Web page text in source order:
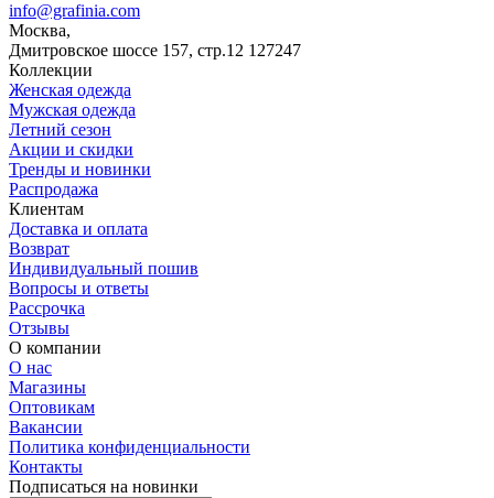
info@grafinia.com
Москва,
Дмитровское шоссе 157, стр.12 127247
Коллекции
Женская одежда
Мужская одежда
Летний сезон
Акции и скидки
Тренды и новинки
Распродажа
Клиентам
Доставка и оплата
Возврат
Индивидуальный пошив
Вопросы и ответы
Рассрочка
Отзывы
О компании
О нас
Магазины
Оптовикам
Вакансии
Политика конфиденциальности
Контакты
Подписаться на новинки